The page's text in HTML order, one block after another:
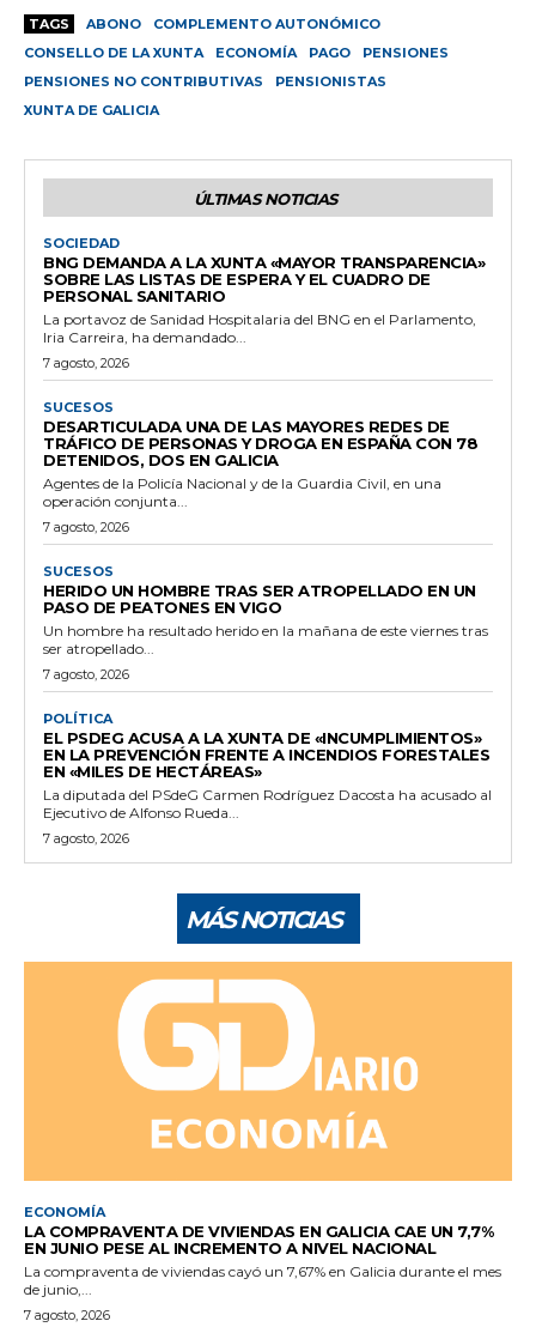
TAGS ABONO
COMPLEMENTO AUTONÓMICO
CONSELLO DE LA XUNTA
ECONOMÍA PAGO
PENSIONES
PENSIONES NO CONTRIBUTIVAS
PENSIONISTAS
XUNTA DE GALICIA
ÚLTIMAS NOTICIAS
SOCIEDAD
BNG DEMANDA A LA XUNTA «MAYOR TRANSPARENCIA»
SOBRE LAS LISTAS DE ESPERA Y EL CUADRO DE
PERSONAL SANITARIO
La portavoz de Sanidad Hospitalaria del BNG en el Parlamento,
Iria Carreira, ha demandado...
7 agosto, 2026
SUCESOS
DESARTICULADA UNA DE LAS MAYORES REDES DE
TRÁFICO DE PERSONAS Y DROGA EN ESPAÑA CON 78
DETENIDOS, DOS EN GALICIA
Agentes de la Policía Nacional y de la Guardia Civil, en una
operación conjunta...
7 agosto, 2026
SUCESOS
HERIDO UN HOMBRE TRAS SER ATROPELLADO EN UN
PASO DE PEATONES EN VIGO
Un hombre ha resultado herido en la mañana de este viernes tras
ser atropellado...
7 agosto, 2026
POLÍTICA
EL PSDEG ACUSA A LA XUNTA DE «INCUMPLIMIENTOS»
EN LA PREVENCIÓN FRENTE A INCENDIOS FORESTALES
EN «MILES DE HECTÁREAS»
La diputada del PSdeG Carmen Rodríguez Dacosta ha acusado al
Ejecutivo de Alfonso Rueda...
7 agosto, 2026
MÁS NOTICIAS
ECONOMÍA
LA COMPRAVENTA DE VIVIENDAS EN GALICIA CAE UN 7,7%
EN JUNIO PESE AL INCREMENTO A NIVEL NACIONAL
La compraventa de viviendas cayó un 7,67% en Galicia durante el mes
de junio,...
7 agosto, 2026